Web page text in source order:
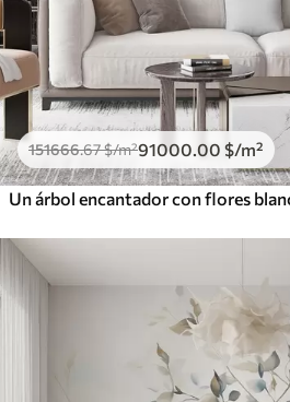
151666.67$/m²91000.00 $/m²